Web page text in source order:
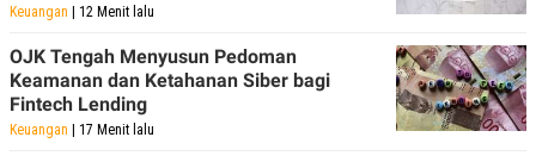
Keuangan | 12 Menit lalu
OJK Tengah Menyusun Pedoman
Keamanan dan Ketahanan Siber bagi
Fintech Lending
Keuangan | 17 Menit lalu